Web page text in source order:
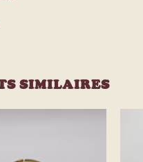
SIMILAIRES